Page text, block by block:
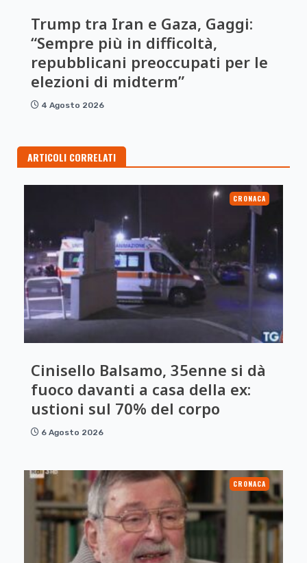
Trump tra Iran e Gaza, Gaggi:
“Sempre più in difficoltà,
repubblicani preoccupati per le
elezioni di midterm”
4 Agosto 2026
ARTICOLI CORRELATI
CRONACA
Cinisello Balsamo, 35enne si dà
fuoco davanti a casa della ex:
ustioni sul 70% del corpo
6 Agosto 2026
CRONACA